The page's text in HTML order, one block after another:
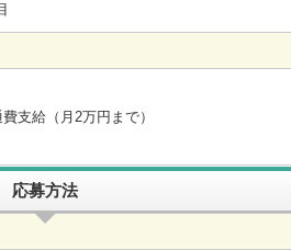
支給（月2万円まで）
応募方法